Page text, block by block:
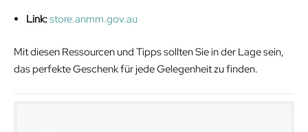
Link:store.anmm.gov.au
Mit diesen Ressourcen und Tipps sollten Sie in der Lage sein,
das perfekte Geschenk für jede Gelegenheit zu finden.